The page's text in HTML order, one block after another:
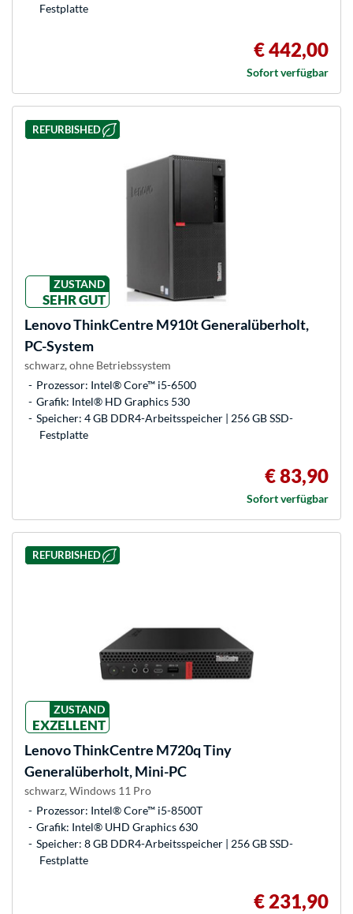
Festplatte
€ 442,00
Sofort verfügbar
REFURBISHED
ZUSTAND
SEHR GUT
LenovoThinkCentre M910t Generalüberholt,
PC-System
schwarz, ohne Betriebssystem
Prozessor: Intel® Core™ i5-6500
Grafik: Intel® HD Graphics 530
Speicher: 4 GB DDR4-Arbeitsspeicher | 256 GB SSD-
Festplatte
€ 83,90
Sofort verfügbar
REFURBISHED
ZUSTAND
EXZELLENT
LenovoThinkCentre M720q Tiny
Generalüberholt, Mini-PC
schwarz, Windows 11 Pro
Prozessor: Intel® Core™ i5-8500T
Grafik: Intel® UHD Graphics 630
Speicher: 8 GB DDR4-Arbeitsspeicher | 256 GB SSD-
Festplatte
€ 231,90